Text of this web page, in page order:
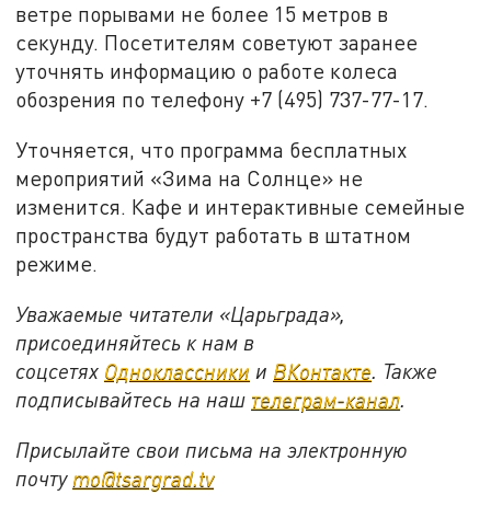
ветре порывами не более 15 метров в
секунду. Посетителям советуют заранее
уточнять информацию о работе колеса
обозрения по телефону +7 (495) 737-77-17.
Уточняется, что программа бесплатных
мероприятий «Зима на Солнце» не
изменится. Кафе и интерактивные семейные
пространства будут работать в штатном
режиме.
Уважаемые читатели «Царьграда»,
присоединяйтесь к нам в
соцсетях Одноклассники и ВКонтакте. Также
подписывайтесь на наш телеграм-канал.
Присылайте свои письма на электронную
почту mo@tsargrad.tv